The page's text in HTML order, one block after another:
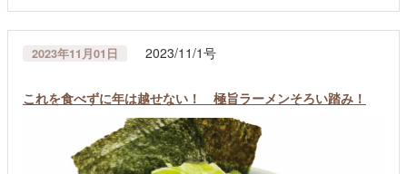
2023年11月01日 2023/11/1号
これを食べずに年は越せない！ 極旨ラーメンそろい踏み！